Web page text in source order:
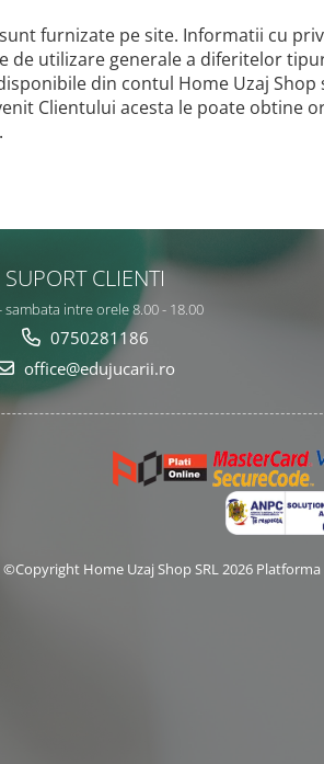
furnizate pe site. Informatii cu
de utilizare generale a diferitelor
din contul Home Uzaj Shop
Clientului acesta le poate obtine
.
SUPORT CLIENTI
sambata intre orele 8.00 - 18.00
0750281186
office@edujucarii.ro
©Copyright Home Uzaj Shop SRL 2026 Platforma